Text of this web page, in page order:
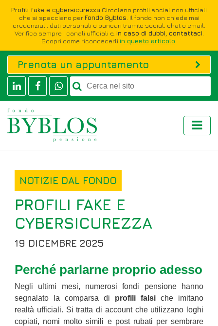
Profili fake e cybersicurezza Circolano profili social non ufficiali
che si spacciano perFondo Byblos . Il fondo non chiede mai
credenziali, dati personali o bancari tramite social, chat o email.
Verifica sempre i canali ufficiali e, in caso di dubbi, contattaci
Scopri come riconoscerli in questo articolo
Prenota un appuntamento
NOTIZIE DAL FONDO
PROFILI FAKE E
CYBERSICUREZZA
19 DICEMBRE 2025
Perché parlarne proprio adesso
Negli ultimi mesi, numerosi fondi pensione hanno
segnalato la comparsa di profili falsi che imitano
realtà ufficiali. Si tratta di account che utilizzano loghi
copiati, nomi molto simili e post rubati per sembrare